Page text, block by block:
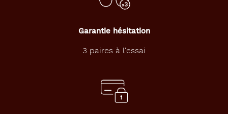
Garantie hésitation
3 paires à l'essai